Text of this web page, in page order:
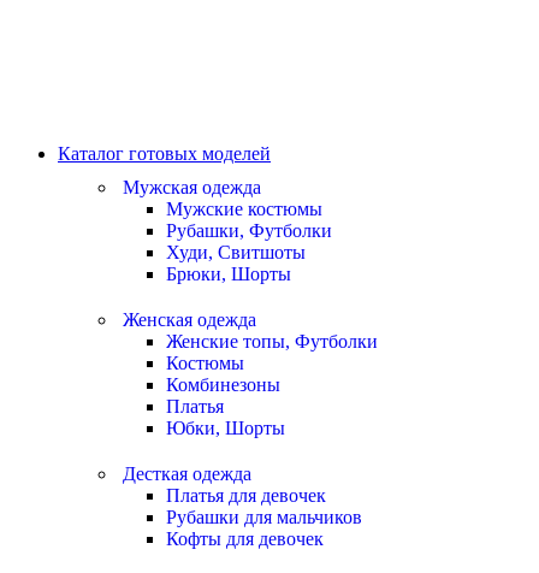
Каталог готовых моделей
Мужская одежда
Мужские костюмы
Рубашки, Футболки
Худи, Свитшоты
Брюки, Шорты
Женская одежда
Женские топы, Футболки
Костюмы
Комбинезоны
Платья
Юбки, Шорты
Десткая одежда
Платья для девочек
Рубашки для мальчиков
Кофты для девочек